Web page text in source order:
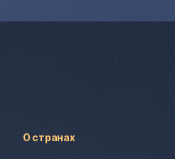
О странах